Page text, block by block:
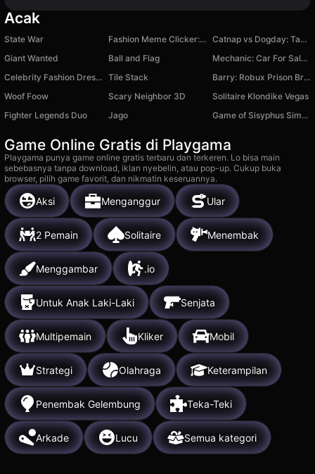
Acak
State War Fashion Meme Clicker: Secret Level
Catnap vs Dogday: Tag 2 Player
Giant Wanted
Ball and Flag
Mechanic: Car For Sale 3D!
Celebrity Fashion Dress Up Tile Stack
Barry: Robux Prison Break!
Woof Foow
Scary Neighbor 3D
Solitaire Klondike Vegas
Fighter Legends Duo
Jago Game of Sisyphus Simulator
Game Online Gratis di Playgama
Playgama punya game online gratis terbaru dan terkeren. Lo bisa main
sebebasnya tanpa download, iklan nyebelin, atau pop-up. Cukup buka
browser, pilih game favorit, dan nikmatin keseruannya.
Aksi Menganggur Ular
2 Pemain Solitaire Menembak
Menggambar .io
Untuk Anak Laki-Laki Senjata
Multipemain Kliker Mobil
Strategi Olahraga Keterampilan
Penembak Gelembung Teka-Teki
Arkade Lucu Semua kategori